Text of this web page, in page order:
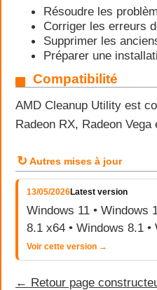
Résoudre les
Corriger les erreurs
Supprimer les
Préparer une
Compatibilité
AMD Cleanup Utility est
Radeon RX, Radeon
↻ Autres mises à jour
13/05/2026Latest version
Windows 11 • Windows
8.1 x64 • Windows 8.1
Voir cette version →
← Retour page